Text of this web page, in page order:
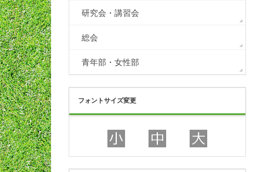
研究会・講習会
総会
青年部・女性部
フォントサイズ変更